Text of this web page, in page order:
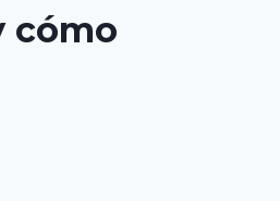
cómo